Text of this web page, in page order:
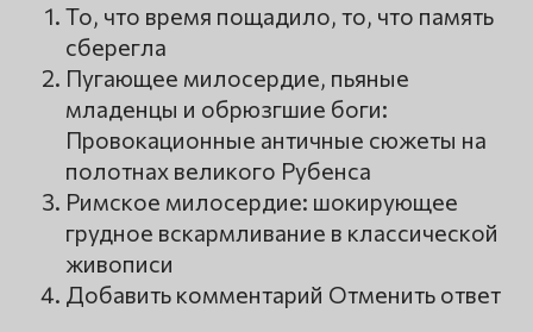
То, что время пощадило, то, что память
сберегла
Пугающее милосердие, пьяные
младенцы и обрюзгшие боги:
Провокационные античные сюжеты на
полотнах великого Рубенса
Римское милосердие: шокирующее
грудное вскармливание в классической
живописи
Добавить комментарий Отменить ответ